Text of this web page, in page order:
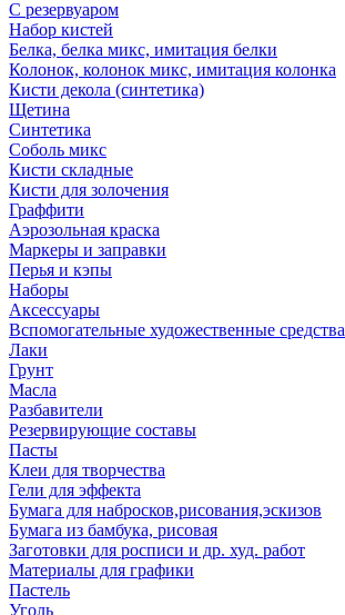
С резервуаром
Набор кистей
Белка, белка микс, имитация белки
Колонок, колонок микс, имитация колонка
Кисти декола (синтетика)
Щетина
Синтетика
Соболь микс
Кисти складные
Кисти для золочения
Граффити
Аэрозольная краска
Маркеры и заправки
Перья и кэпы
Наборы
Аксессуары
Вспомогательные художественные средства
Лаки
Грунт
Масла
Разбавители
Резервирующие составы
Пасты
Клеи для творчества
Гели для эффекта
Бумага для набросков,рисования,эскизов
Бумага из бамбука, рисовая
Заготовки для росписи и др. худ. работ
Материалы для графики
Пастель
Уголь